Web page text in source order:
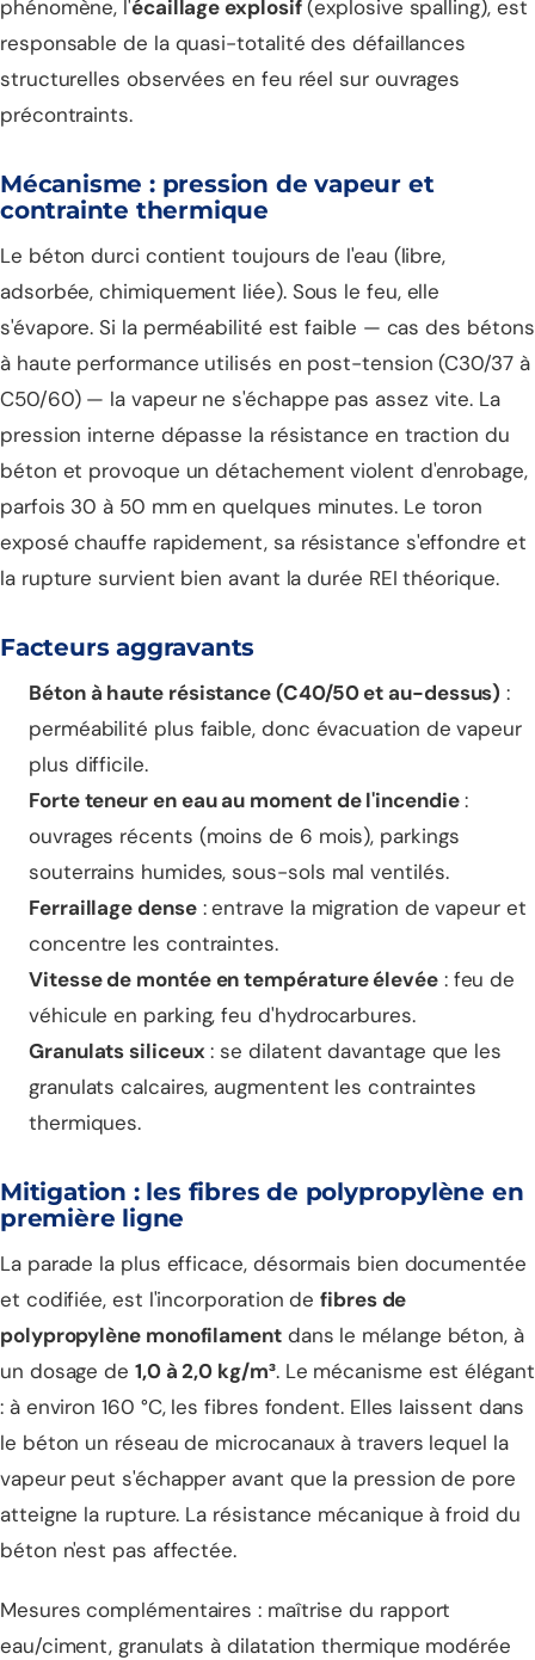
phénomène, l'écaillage explosif(explosive spalling), est
responsable de la quasi-totalité des défaillances
structurelles observées en feu réel sur ouvrages
précontraints.
Mécanisme : pression de vapeur et
contrainte thermique
Le béton durci contient toujours de l'eau (libre,
adsorbée, chimiquement liée). Sous le feu, elle
s'évapore. Si la perméabilité est faible — cas des bétons
à haute performance utilisés en post-tension (C30/37 à
C50/60) — la vapeur ne s'échappe pas assez vite. La
pression interne dépasse la résistance en traction du
béton et provoque un détachement violent d'enrobage,
parfois 30 à 50 mm en quelques minutes. Le toron
exposé chauffe rapidement, sa résistance s'effondre et
la rupture survient bien avant la durée REI théorique.
Facteurs aggravants
Béton à haute résistance (C40/50 et au-dessus) :
perméabilité plus faible, donc évacuation de vapeur
plus difficile.
Forte teneur en eau au moment de l'incendie:
ouvrages récents (moins de 6 mois), parkings
souterrains humides, sous-sols mal ventilés.
Ferraillage dense: entrave la migration de vapeur et
concentre les contraintes.
Vitesse de montée en température élevée: feu de
véhicule en parking, feu d'hydrocarbures.
Granulats siliceux : se dilatent davantage que les
granulats calcaires, augmentent les contraintes
thermiques.
Mitigation : les fibres de polypropylène en
première ligne
La parade la plus efficace, désormais bien documentée
et codifiée, est l'incorporation defibres de
polypropylène monofilamentdans le mélange béton, à
un dosage de 1,0 à 2,0 kg/m³. Le mécanisme est élégant
: à environ 160 °C, les fibres fondent. Elles laissent dans
le béton un réseau de microcanaux à travers lequel la
vapeur peut s'échapper avant que la pression de pore
atteigne la rupture. La résistance mécanique à froid du
béton n'est pas affectée.
Mesures complémentaires : maîtrise du rapport
eau/ciment, granulats à dilatation thermique modérée